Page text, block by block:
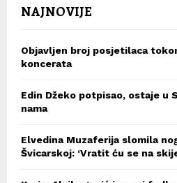
NAJNOVIJE
Objavljen broj posjetilaca
koncerata
Edin Džeko potpisao, ostaje u
nama
Elvedina Muzaferija slomila
Švicarskoj: ‘Vratit ću se na